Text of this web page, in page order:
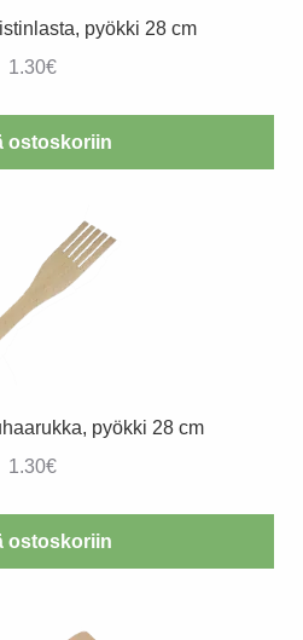
pyökki 28 cm
1.30€
ostoskoriin
pyökki 28 cm
1.30€
ostoskoriin